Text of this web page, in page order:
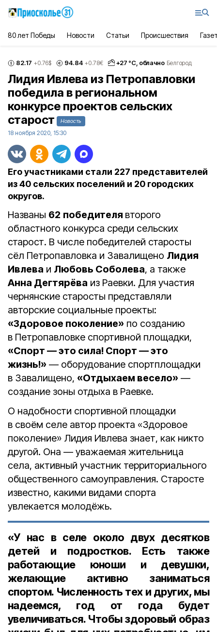
80 лет Победы Новости Статьи Происшествия
82.17 +0.76$ 94.84 +0.78€ +27 °С, облачно Белгород
Лидия Ивлева из Петропавловки
победила в региональном
конкурсе проектов сельских
старост
Новость
18 ноября 2020, 15:30
Его участниками стали 227 представителей
из 40 сельских поселений и 20 городских
округов.
Названы 62 победителя второго
областного конкурса среди сельских
старост. В числе победителей старосты
сёл Петропавловка и Завалищено Лидия
Ивлева и Любовь Соболева, а также
Анна Дегтярёва из Раевки. Для участия
чернянские старосты представляли
авторские социальные проекты:
«Здоровое поколение» по созданию
в Петропавловке спортивной площадки,
«Спорт — это сила! Спорт — это
жизнь!» — оборудование спортплощадки
в Завалищено, «Отдыхаем весело» —
создание зоны отдыха в Раевке.
О надобности спортивной площадки
в своём селе автор проекта «Здоровое
поколение» Лидия Ивлева знает, как никто
другой. Она — уважаемая жительница
села, активный участник территориального
общественного самоуправления. Старосте
известно, какими видами спорта
увлекается молодёжь.
«У нас в селе около двух десятков
детей и подростков. Есть также
работающие юноши и девушки,
желающие активно заниматься
спортом. Численность тех и других, мы
надеемся, год от года будет
увеличиваться. Чтобы здоровый образ